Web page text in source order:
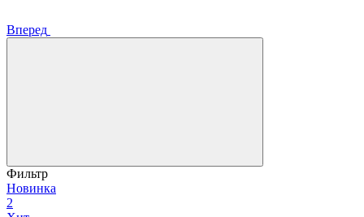
Вперед
Фильтр
Новинка
2